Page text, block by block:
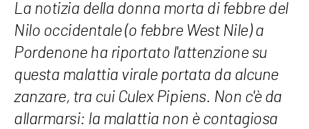
La notizia della donna morta di febbre del
Nilo occidentale (o febbre West Nile) a
Pordenone ha riportato l'attenzione su
questa malattia virale portata da alcune
zanzare, tra cui Culex Pipiens. Non c'è da
allarmarsi: la malattia non è contagiosa